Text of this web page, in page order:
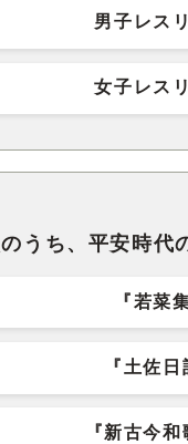
男子レス
女子レス
のうち、平安時代
『若菜
『土佐日
『新古今和